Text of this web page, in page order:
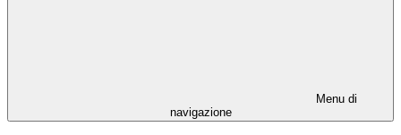
Menu di
navigazione